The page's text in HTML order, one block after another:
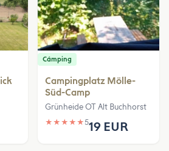
Cámping
Campingplatz Mölle-
Süd-Camp
Grünheide OT Alt Buchhorst
★ ★ ★ ★ ★519 EUR